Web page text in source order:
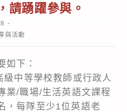
請踴躍參與。
與活動
如下：
中等學校教師或行政人
業/職場/生活英語文課程
，每隊至少1位英語老